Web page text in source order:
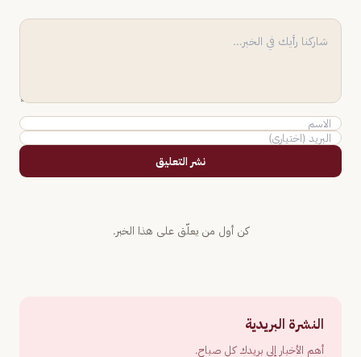
نشر التعليق
كن أول من يعلّق على هذا الخبر.
النشرة البريدية
أهم الأخبار إلى بريدك كل صباح.